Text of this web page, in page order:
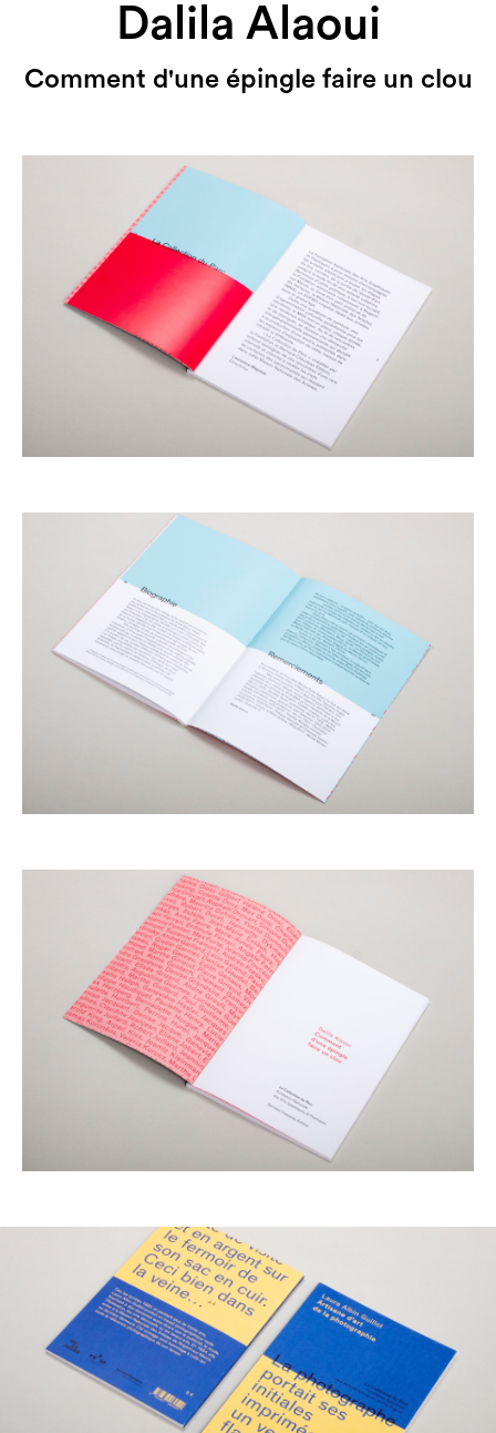
Dalila Alaoui
Comment d'une épingle faire un clou